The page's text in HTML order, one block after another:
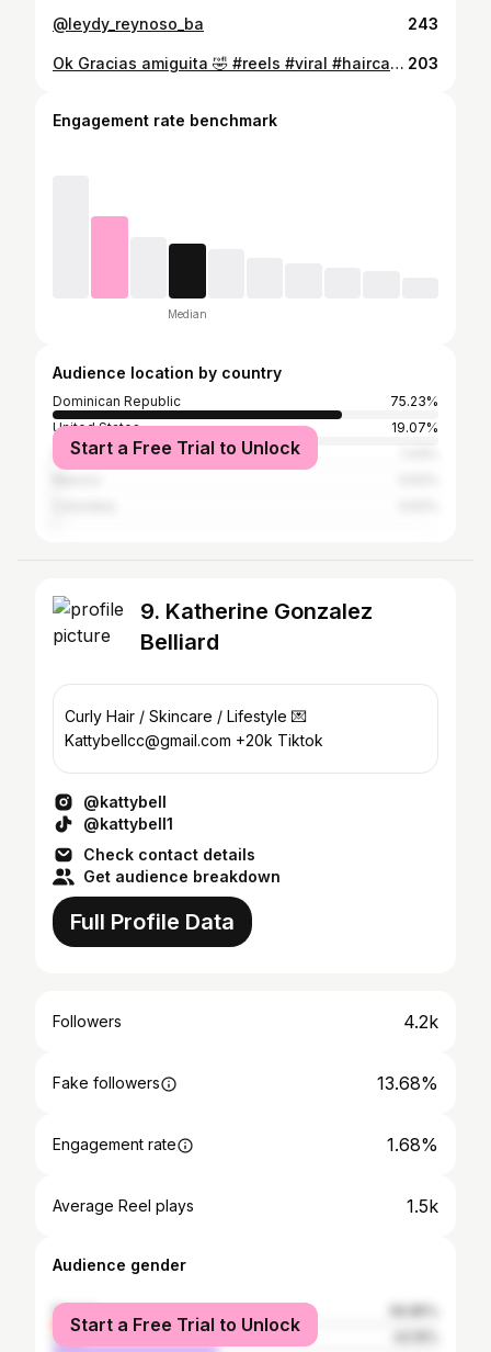
@leydy_reynoso_ba 243
Ok Gracias amiguita 🤣 #reels #viral #haircare #redken 203
Engagement rate benchmark
Median
Audience location by country
Dominican Republic
75.23%
United States
19.07%
Spain
Start a Free Trial to Unlock
9. Katherine Gonzalez
Belliard
Curly Hair / Skincare / Lifestyle 💌
Kattybellcc@gmail.com +20k Tiktok
@kattybell
@kattybell1
Check contact details
Get audience breakdown
Full Profile Data
Followers 4.2k
Fake followers 13.68%
Engagement rate 1.68%
Average Reel plays 1.5k
Audience gender
female
male
Start a Free Trial to Unlock